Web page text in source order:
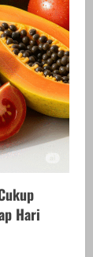
Hari